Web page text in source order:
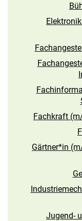
Fachkraft
Gärtner*in
Jugend-